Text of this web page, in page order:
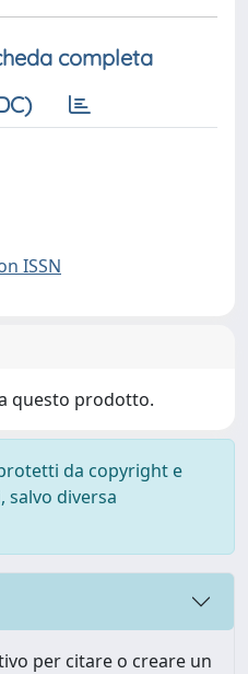
completa
ISSN
questo prodotto.
da copyright e
diversa
per citare o creare un